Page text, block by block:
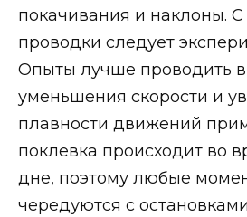
покачивания и наклоны.
проводки следует
Опыты лучше проводить в
уменьшения скорости и
плавности движений
поклевка происходит во
дне, поэтому любые
чередуются с